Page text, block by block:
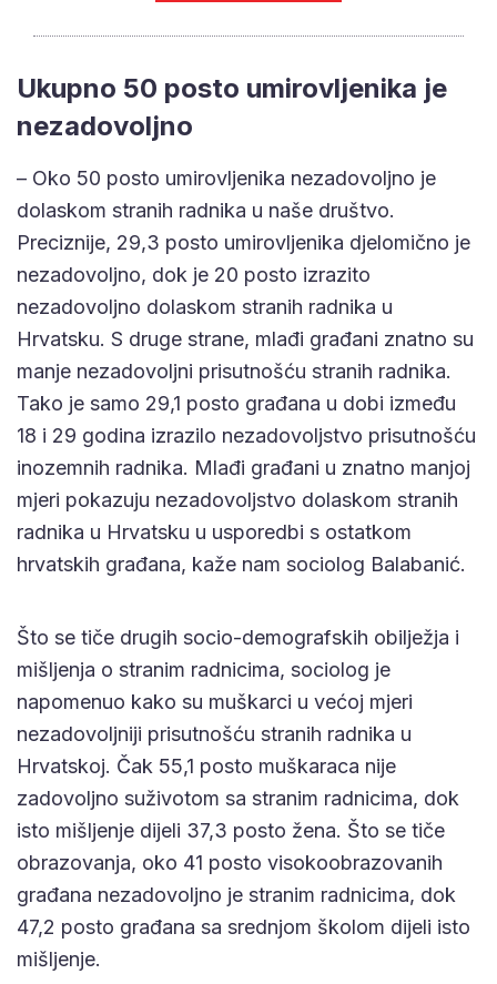
Ukupno 50 posto umirovljenika je
nezadovoljno
– Oko 50 posto umirovljenika nezadovoljno je
dolaskom stranih radnika u naše društvo.
Preciznije, 29,3 posto umirovljenika djelomično je
nezadovoljno, dok je 20 posto izrazito
nezadovoljno dolaskom stranih radnika u
Hrvatsku. S druge strane, mlađi građani znatno su
manje nezadovoljni prisutnošću stranih radnika.
Tako je samo 29,1 posto građana u dobi između
18 i 29 godina izrazilo nezadovoljstvo prisutnošću
inozemnih radnika. Mlađi građani u znatno manjoj
mjeri pokazuju nezadovoljstvo dolaskom stranih
radnika u Hrvatsku u usporedbi s ostatkom
hrvatskih građana, kaže nam sociolog Balabanić.
Što se tiče drugih socio-demografskih obilježja i
mišljenja o stranim radnicima, sociolog je
napomenuo kako su muškarci u većoj mjeri
nezadovoljniji prisutnošću stranih radnika u
Hrvatskoj. Čak 55,1 posto muškaraca nije
zadovoljno suživotom sa stranim radnicima, dok
isto mišljenje dijeli 37,3 posto žena. Što se tiče
obrazovanja, oko 41 posto visokoobrazovanih
građana nezadovoljno je stranim radnicima, dok
47,2 posto građana sa srednjom školom dijeli isto
mišljenje.